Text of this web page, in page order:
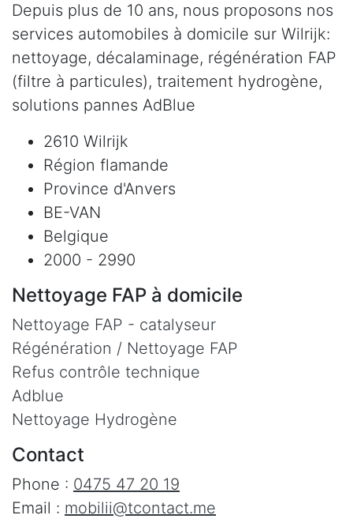
Depuis plus de 10 ans, nous proposons nos
services automobiles à domicile sur Wilrijk:
nettoyage, décalaminage, régénération FAP
(filtre à particules), traitement hydrogène,
solutions pannes AdBlue
2610 Wilrijk
Région flamande
Province d'Anvers
BE-VAN
Belgique
2000 - 2990
Nettoyage FAP à domicile
Nettoyage FAP - catalyseur
Régénération / Nettoyage FAP
Refus contrôle technique
Adblue
Nettoyage Hydrogène
Contact
Phone : 0475 47 20 19
Email : mobilii@tcontact.me